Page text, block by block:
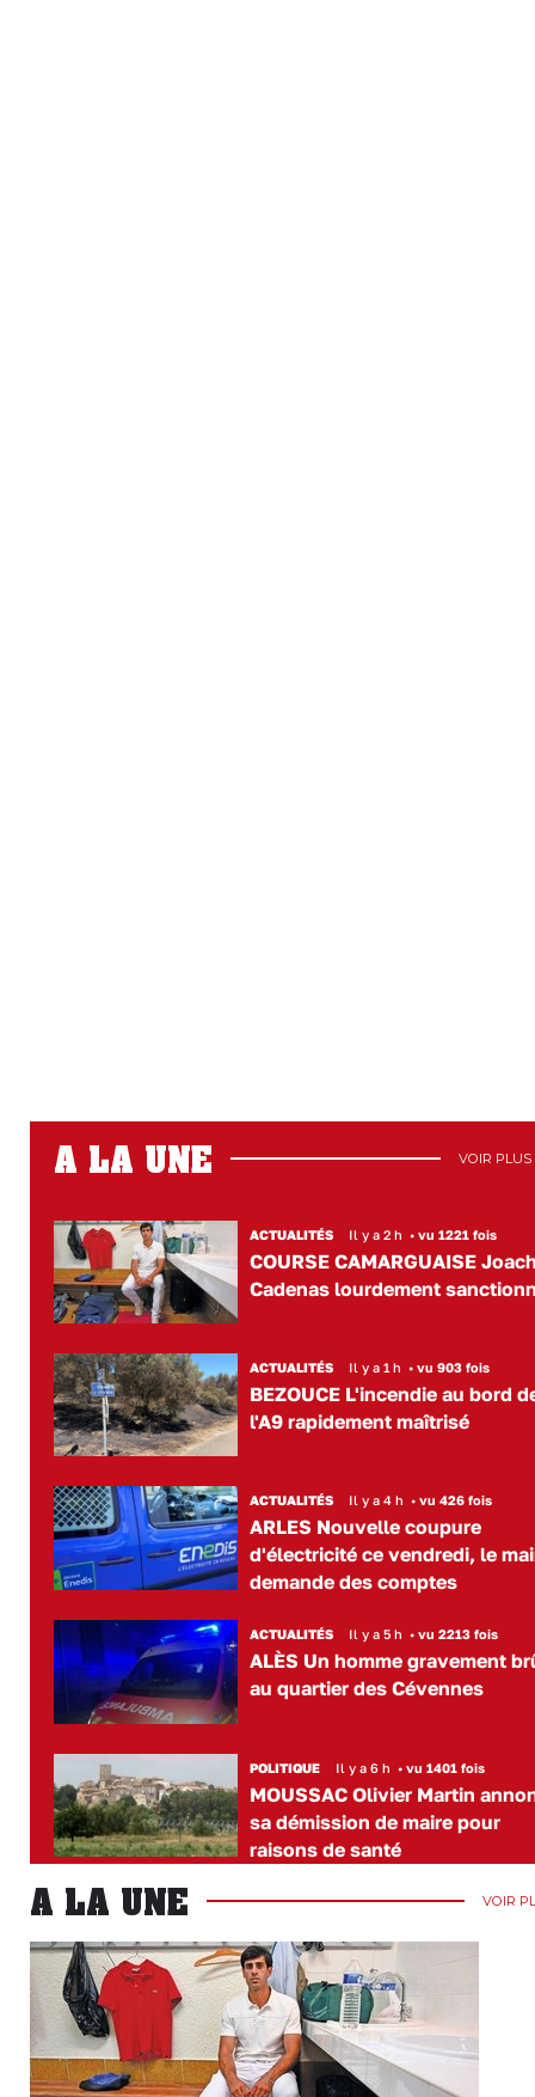
A LA UNE VOIR PLUS
ACTUALITÉS Il y a 2 h • vu 1221 fois
COURSE CAMARGUAISE
Cadenas lourdement
ACTUALITÉS Il y a 1 h • vu 903 fois
BEZOUCE L'incendie au bord
l'A9 rapidement maîtrisé
ACTUALITÉS Il y a 4 h • vu 426 fois
ARLES Nouvelle coupure
d'électricité ce vendredi, le
demande des comptes
ACTUALITÉS Il y a 5 h • vu 2213 fois
ALÈS Un homme gravement
au quartier des Cévennes
POLITIQUE Il y a 6 h • vu 1401 fois
MOUSSAC Olivier Martin
sa démission de maire pour
raisons de santé
A LA UNE VOIR